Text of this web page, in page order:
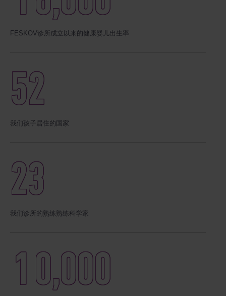
FESKOV诊所成立以来的健康婴儿出生率
52
我们孩子居住的国家
23
我们诊所的熟练熟练科学家
10,000